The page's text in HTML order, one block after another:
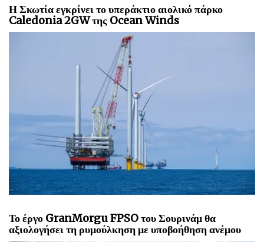
Η Σκωτία εγκρίνει το υπεράκτιο αιολικό πάρκο
Caledonia 2GW της Ocean Winds
Το έργο GranMorgu FPSO του Σουρινάμ θα
αξιολογήσει τη ρυμούλκηση με υποβοήθηση ανέμου